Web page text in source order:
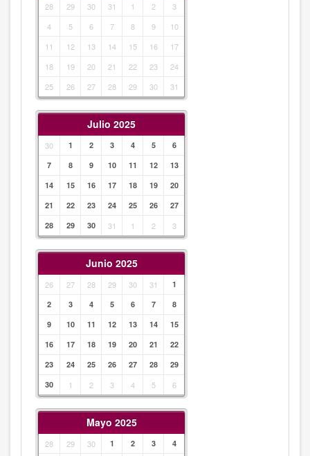
28 29 30 31 1 2
3
4
5 6 7 8 9
10
11
12 13 14 15 16
17
18
19 20 21 22 23
24
25
26 27 28 29 30 31
Julio 2025
30 1 2 3 4 5
6
7
8 9 10 11 12
13
14
15 16 17 18 19
20
21
22 23 24 25 26
27
28
29 30 31 1 2 3
Junio 2025
26 27 28 29 30 31
1
2
3 4 5 6 7
8
9
10 11 12 13 14
15
16
17 18 19 20 21
22
23
24 25 26 27 28
29
30
1 2 3 4 5 6
Mayo 2025
28 29 30 1 2 3 4